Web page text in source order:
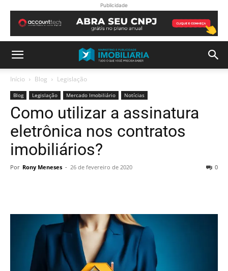
Publicidade
Início Blog Legislação
Blog Legislação Mercado Imobiliário Notícias
Como utilizar a assinatura
eletrônica nos contratos
imobiliários?
Por Rony Meneses - 26 de fevereiro de 2020 0